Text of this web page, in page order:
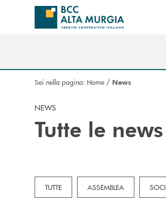
Salta al contenuto principale
Sei nella pagina: Home / News
NEWS
Tutte le news
TUTTE ASSEMBLEA SOCI